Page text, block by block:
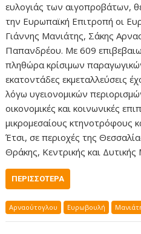
ευλογιάς των αιγοπροβάτων,
την Ευρωπαϊκή Επιτροπή οι
Γιάννης Μανιάτης, Σάκης
Παπανδρέου. Με 609
πληθώρα κρίσιμων
εκατοντάδες εκμεταλλεύσεις
λόγω υγειονομικών
οικονομικές και κοινωνικές
μικρομεσαίους κτηνοτρόφους
Έτσι, σε περιοχές της
Θράκης, Κεντρικής και
ΠΕΡΙΣΣΌΤΕΡΑ
Αρναούτογλου Ευρωβουλή